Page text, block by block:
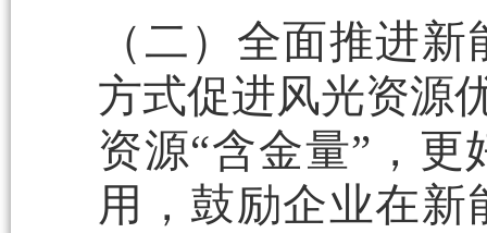
（二）全面推进
方式促进风光资源
资源“含金量”，
用，鼓励企业在